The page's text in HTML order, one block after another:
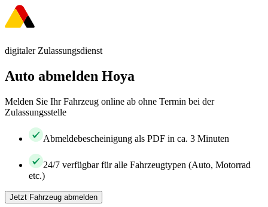
digitaler Zulassungsdienst
Auto abmelden Hoya
Melden Sie Ihr Fahrzeug online ab ohne Termin bei der
Zulassungsstelle
Abmeldebescheinigung als PDF in ca. 3 Minuten
24/7 verfügbar für alle Fahrzeugtypen (Auto, Motorrad
etc.)
Jetzt Fahrzeug abmelden